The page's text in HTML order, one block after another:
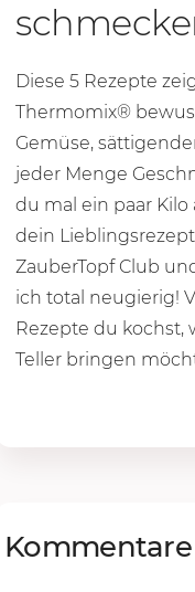
Diese 5 Rezepte
Thermomix®
Gemüse,
jeder Menge
du mal ein paar
dein
ZauberTopf Club
ich total neugierig!
Rezepte du
Teller bringen
Kommentare